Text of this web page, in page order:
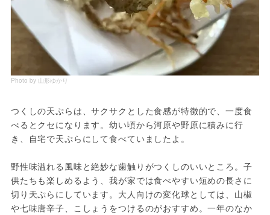
Photo by 山形ゆかり
つくしの天ぷらは、サクサクとした食感が特徴的で、一度食
べるとクセになります。幼い頃から河原や野原に積みに行
き、自宅で天ぷらにして食べていましたよ。
野性味溢れる風味と絶妙な歯触りがつくしのいいところ。子
供たちも楽しめるよう、我が家では食べやすい短めの長さに
切り天ぷらにしています。大人向けの変化球としては、山椒
や七味唐辛子、こしょうをつけるのがおすすめ。一年のなか